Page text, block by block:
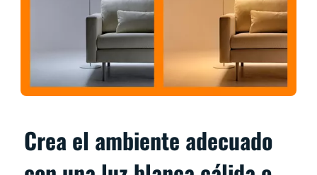
Crea el ambiente adecuado